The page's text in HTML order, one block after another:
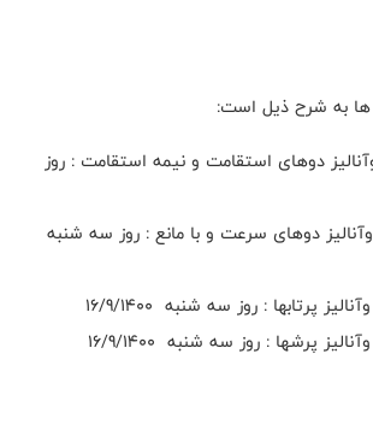
ها به شرح ذیل است:
وآنالیز دوهای استقامت و نیمه استقامت : روز
وآنالیز دوهای سرعت و با مانع : روز سه شنبه